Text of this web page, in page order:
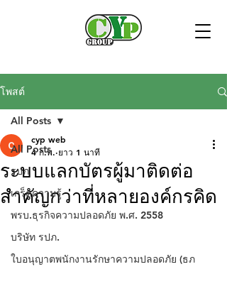
โพสต์
All Posts
รปภ
เกร็ดความรู้
พรบ.ธุรกิจความปลอดภัย พ.ศ. 2558
บริษัท รปภ.
ใบอนุญาตพนักงานรักษาความปลอดภัย (ธภ
All Posts
ระบบแลกบัตรผู้มาติดต่อ
สำคัญกว่าที่หลายองค์กรคิด
cyp web
4 ก.พ. ยาว 1 นาที